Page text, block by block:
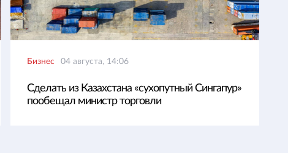
Бизнес 04 августа, 14:06
Сделать из Казахстана «сухопутный Сингапур»
пообещал министр торговли